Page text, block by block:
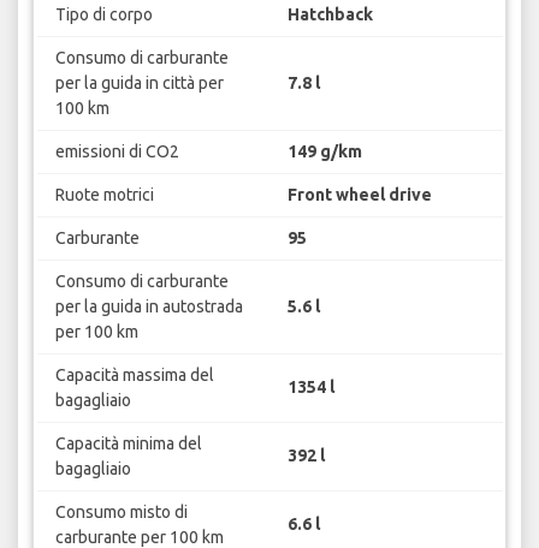
Tipo di corpo Hatchback
Consumo di carburante
per la guida in città per
100 km
7.8 l
emissioni di CO2 149 g/km
Ruote motrici Front wheel drive
Carburante 95
Consumo di carburante
per la guida in autostrada
per 100 km
5.6 l
Capacità massima del
bagagliaio
1354 l
Capacità minima del
bagagliaio
392 l
Consumo misto di
carburante per 100 km
6.6 l